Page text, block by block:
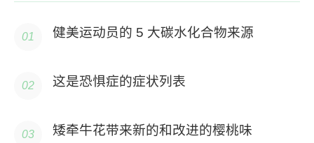
健美运动员的 5 大碳水化合物来源
这是恐惧症的症状列表
矮牵牛花带来新的和改进的樱桃味